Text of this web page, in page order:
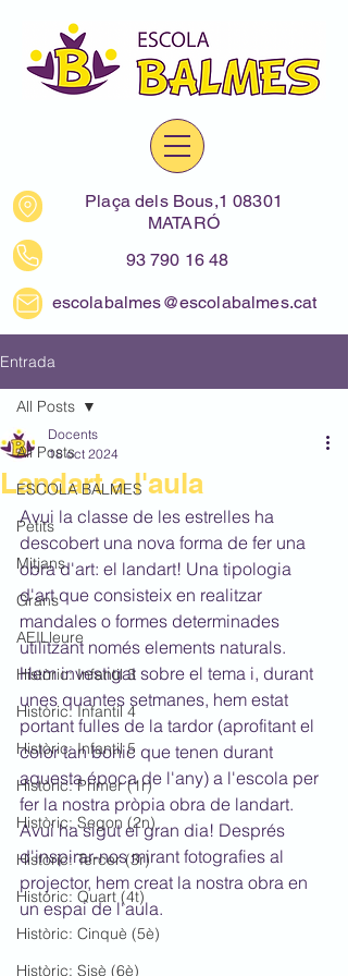
Plaça dels Bous,1 08301
MATARÓ
93 790 16 48
escolabalmes@escolabalmes.cat
Entrada
All Posts
ESCOLA BALMES
Petits
Mitjans
Grans
AEILleure
Històric: Infantil 3
Històric: Infantil 4
Històric: Infantil 5
Històric: Primer (1r)
Històric: Segon (2n)
Històric: Tercer (3r)
Històric: Quart (4t)
Històric: Cinquè (5è)
Històric: Sisè (6è)
All Posts
Landart a l'aula
Docents
18 oct 2024
Avui la classe de les estrelles ha
descobert una nova forma de fer una
obra d'art: el landart! Una tipologia
d'art que consisteix en realitzar
mandales o formes determinades
utilitzant només elements naturals.
Hem investigat sobre el tema i, durant
unes quantes setmanes, hem estat
portant fulles de la tardor (aprofitant el
color tan bonic que tenen durant
aquesta época de l'any) a l'escola per
fer la nostra pròpia obra de landart.
Avui ha sigut el gran dia! Després
d'inspirar-nos mirant fotografies al
projector, hem creat la nostra obra en
un espai de l'aula.